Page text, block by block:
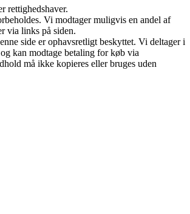
rettighedshaver.
Vi modtager muligvis en andel af
via links på siden.
side er ophavsretligt beskyttet. Vi deltager i
kan modtage betaling for køb via
må ikke kopieres eller bruges uden